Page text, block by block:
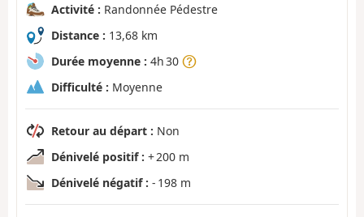
Activité : Randonnée Pédestre
Distance : 13,68 km
Durée moyenne : 4h 30
Difficulté : Moyenne
Retour au départ : Non
Dénivelé positif : + 200 m
Dénivelé négatif : - 198 m